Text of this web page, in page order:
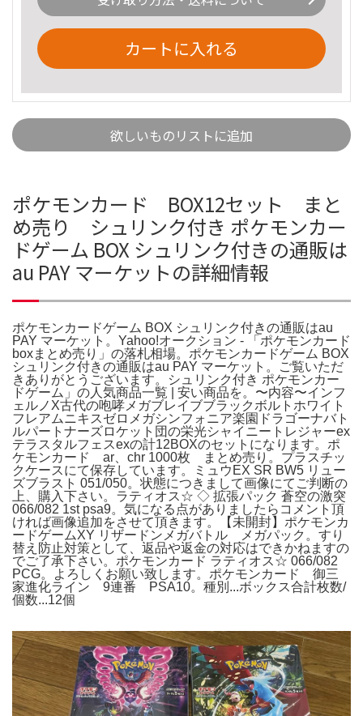
カートに入れる
欲しいものリストに追加
ポケモンカード BOX12セット まと
め売り シュリンク付き ポケモンカー
ドゲーム BOX シュリンク付きの通販は
au PAY マーケットの詳細情報
ポケモンカードゲーム BOX シュリンク付きの通販はau
PAY マーケット。Yahoo!オークション - 「ポケモンカード
boxまとめ売り」の落札相場。ポケモンカードゲーム BOX
シュリンク付きの通販はau PAY マーケット。ご覧いただ
きありがとうございます。シュリンク付き ポケモンカー
ドゲーム」の人気商品一覧 | 安い商品を。〜内容〜インフ
ェルノX古代の咆哮メガブレイブブラックボルトホワイト
フレアムニキスゼロメガシンフォニア楽園ドラゴーナバト
ルパートナーズロケット団の栄光シャイニートレジャーex
テラスタルフェスexの計12BOXのセットになります。ポ
ケモンカード ar、chr 1000枚 まとめ売り。プラスチッ
クケースにて保存しています。ミュウEX SR BW5 リュー
ズブラスト 051/050。状態につきまして画像にてご判断の
上、購入下さい。ラティオス☆ ◇ 拡張パック 蒼空の激突
066/082 1st psa9。気になる点がありましたらコメント頂
ければ画像追加をさせて頂きます。【未開封】ポケモンカ
ードゲームXY リザードンメガバトル メガパック。すり
替え防止対策として、返品や返金の対応はできかねますの
でご了承下さい。ポケモンカード ラティオス☆ 066/082
PCG。よろしくお願い致します。ポケモンカード 御三
家進化ライン 9連番 PSA10。種別...ボックス合計枚数/
個数...12個